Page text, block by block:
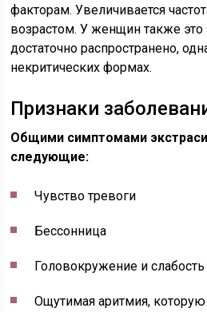
факторам. Увеличивается
возрастом. У женщин также это
достаточно распространено,
некритических формах.
Признаки
Общими симптомами
следующие:
Чувство тревоги
Бессонница
Головокружение и слабость
Ощутимая аритмия, которую